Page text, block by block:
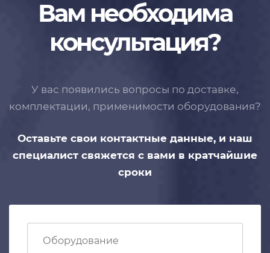
Вам необходима
консультация?
У вас появились вопросы по доставке,
комплектации, применимости оборудования?
Оставьте свои контактные данные, и наш
специалист свяжется с вами в кратчайшие
сроки